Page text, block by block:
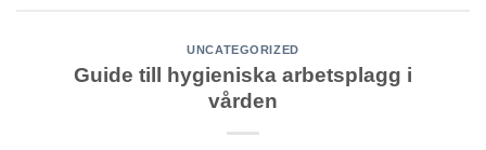
UNCATEGORIZED
Guide till hygieniska arbetsplagg i
vården